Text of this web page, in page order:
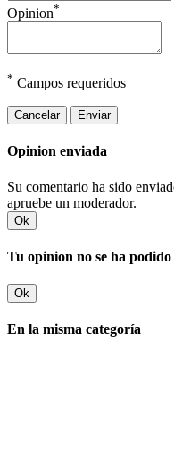
Opinion*
* Campos requeridos
Cancelar Enviar
Opinion enviada
Su comentario ha sido
apruebe un moderador.
Ok
Tu opinion no se ha
Ok
En la misma categoría